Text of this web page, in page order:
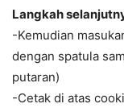
Langkah
-Kemudian
dengan spatula
putaran)
-Cetak di atas